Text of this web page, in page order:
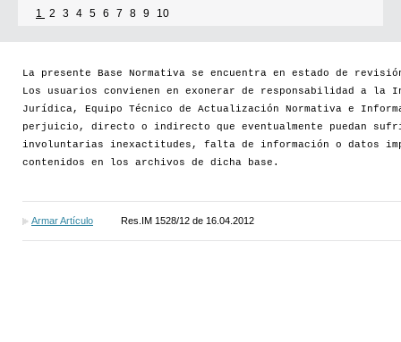
1 2 3 4 5 6 7 8 9 10
La presente Base Normativa se encuentra en estado de
Los usuarios convienen en exonerar de responsabilidad a la
Jurídica, Equipo Técnico de Actualización Normativa e
perjuicio, directo o indirecto que eventualmente puedan
involuntarias inexactitudes, falta de información o datos
contenidos en los archivos de dicha base.
Armar Artículo Res.IM 1528/12 de 16.04.2012